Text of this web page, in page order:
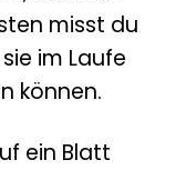
misst du
im Laufe
können.
ein Blatt